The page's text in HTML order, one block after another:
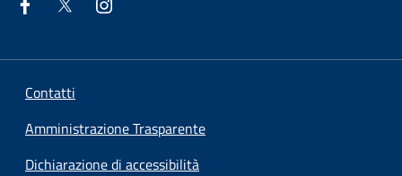
Contatti
Amministrazione Trasparente
Dichiarazione di accessibilità